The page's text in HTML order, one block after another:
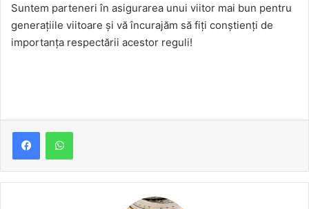
Suntem parteneri în asigurarea unui viitor mai bun pentru
generațiile viitoare și vă încurajăm să fiți conștienți de
importanța respectării acestor reguli!